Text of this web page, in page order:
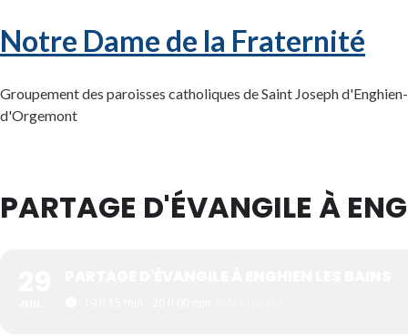
Notre Dame de la Fraternité
Groupement des paroisses catholiques de Saint Joseph
d'Orgemont
PARTAGE D'ÉVANGILE À